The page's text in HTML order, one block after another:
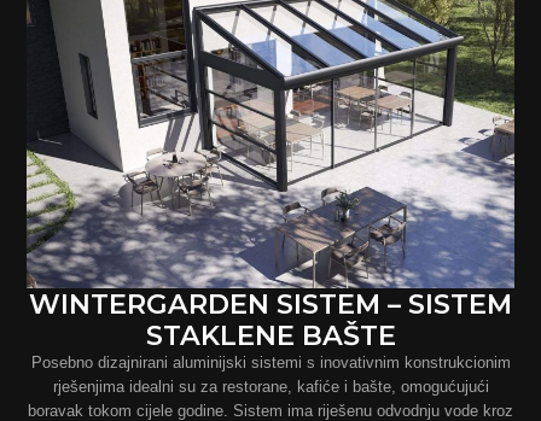
WINTERGARDEN SISTEM – SISTEM
STAKLENE BAŠTE
Posebno dizajnirani aluminijski sistemi s inovativnim konstrukcionim
rješenjima idealni su za restorane, kafiće i bašte, omogućujući
boravak tokom cijele godine. Sistem ima riješenu odvodnju vode kroz